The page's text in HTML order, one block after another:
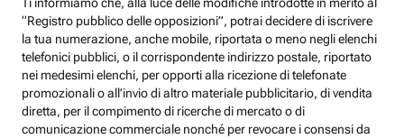
“Registro pubblico delle opposizioni”, potrai decidere di iscrivere
la tua numerazione, anche mobile, riportata o meno negli elenchi
telefonici pubblici, o il corrispondente indirizzo postale, riportato
nei medesimi elenchi, per opporti alla ricezione di telefonate
promozionali o all’invio di altro materiale pubblicitario, di vendita
diretta, per il compimento di ricerche di mercato o di
comunicazione commerciale nonché per revocare i consensi da